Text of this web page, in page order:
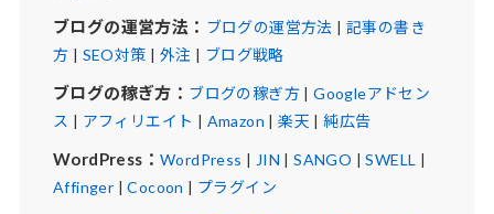
ブログの運営方法： ブログの運営方法 | 記事の書き
方 | SEO対策 | 外注 | ブログ戦略
ブログの稼ぎ方： ブログの稼ぎ方|Googleアドセン
ス | アフィリエイト | Amazon |楽天 |純広告
WordPress： WordPress | JIN |SANGO |SWELL |
Affinger |Cocoon | プラグイン